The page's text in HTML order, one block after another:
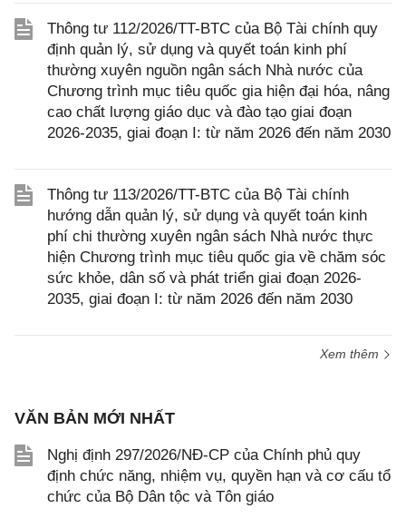
Thông tư 112/2026/TT-BTC của Bộ Tài chính quy
định quản lý, sử dụng và quyết toán kinh phí
thường xuyên nguồn ngân sách Nhà nước của
Chương trình mục tiêu quốc gia hiện đại hóa, nâng
cao chất lượng giáo dục và đào tạo giai đoạn
2026-2035, giai đoạn I: từ năm 2026 đến năm 2030
Thông tư 113/2026/TT-BTC của Bộ Tài chính
hướng dẫn quản lý, sử dụng và quyết toán kinh
phí chi thường xuyên ngân sách Nhà nước thực
hiện Chương trình mục tiêu quốc gia về chăm sóc
sức khỏe, dân số và phát triển giai đoạn 2026-
2035, giai đoạn I: từ năm 2026 đến năm 2030
Xem thêm
VĂN BẢN MỚI NHẤT
Nghị định 297/2026/NĐ-CP của Chính phủ quy
định chức năng, nhiệm vụ, quyền hạn và cơ cấu tổ
chức của Bộ Dân tộc và Tôn giáo